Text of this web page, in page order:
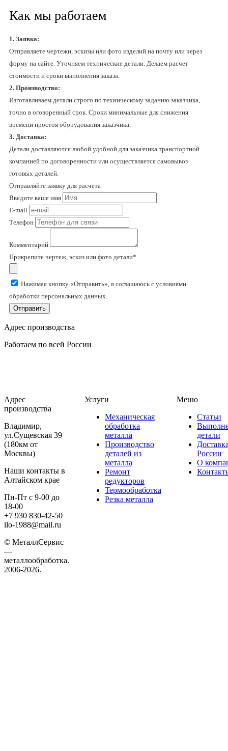
Как мы работаем
1. Заявка:
Отправляете чертежи, эскизы или фото изделий на почту или через
форму на сайте. Уточняем технические детали. Делаем расчет
стоимости и сроки выполнения заказа.
2. Производство:
Изготавливаем детали строго по техническому заданию заказчика,
точно в оговоренный срок. Сроки минимальные для снижения
времени простоя оборудования заказчика.
3. Доставка:
Детали доставляются любой удобной для заказчика транспортной
компанией по договоренности или осуществляется самовывоз
готовых деталей.
Отправляйте заявку для расчета
Введите ваше имя
E-mail
Телефон
Комментарий
Прикрепите чертеж, эскиз или фото детали*
Нажимая кнопку «Отправить», я соглашаюсь с условиями
обработки персональных данных.
Отправить
Адрес производства
Работаем по всей России
Адрес
производства
Владимир,
ул.Сущевская 39
(180км от
Москвы)
Наши контакты в
Алтайском крае
Пн-Пт с 9-00 до
18-00
+7 930 830-42-50
ilo-1988@mail.ru
© МеталлСервис
—
металлообработка.
2006-2026.
Услуги
Механическая
обработка
металла
Производство
деталей из
металла
Ремонт
редукторов
Термообработка
Резка металла
Меню
Статьи
детали
России
О